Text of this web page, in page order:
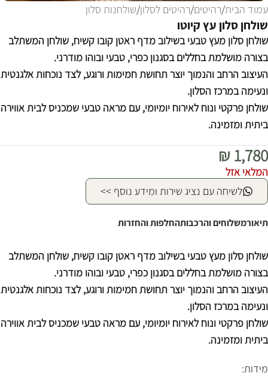
עמוד הבית/רהיטים/רהיטים לסלון/שולחנות סלון
שולחן סלון עץ קיוטו
שולחן סלון מעץ טבעי בשילוב מדף ראטן קובו קשיח, שולחן המשתלב
בצורה מושלמת בחללים בסגנון כפרי, טבעי ובוהו מודרני.
העיצוב הרחב והנמוך יוצר תחושת חמימות ורוגע, לצד נוכחות אלגנטית
ונעימה במרכז הסלון.
שולחן פרקטי ונוח לאירוח יומיומי, עם מראה טבעי שמכניס לבית אווירה
ביתית ומזמינה.
₪ 1,780
המלאי אזל
לשיחה עם נציג שירות ומידע נוסף >>
תיאורמשלוחים והרכבותהחלפות והחזרות
שולחן סלון מעץ טבעי בשילוב מדף ראטן קובו קשיח, שולחן המשתלב
בצורה מושלמת בחללים בסגנון כפרי, טבעי ובוהו מודרני.
העיצוב הרחב והנמוך יוצר תחושת חמימות ורוגע, לצד נוכחות אלגנטית
ונעימה במרכז הסלון.
שולחן פרקטי ונוח לאירוח יומיומי, עם מראה טבעי שמכניס לבית אווירה
ביתית ומזמינה.
מידות: